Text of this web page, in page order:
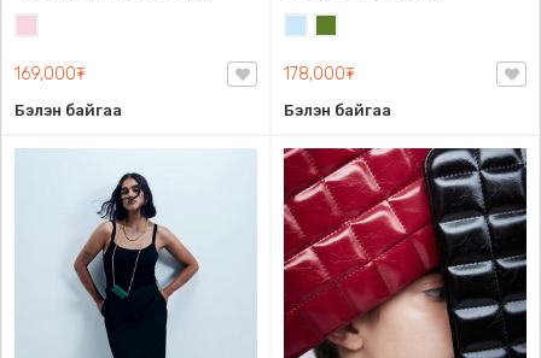
материалтай, LIMITED EDITION
OVAL LEATHER HANDBAG TRF
169,000₮
Бэлэн байгаа
CROSSBODY BAG WITH HANDLE
178,000₮
Бэлэн байгаа